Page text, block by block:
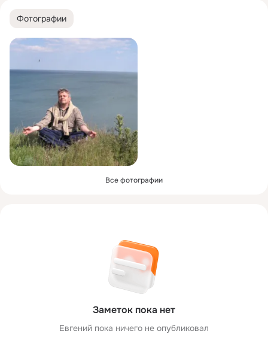
Фотографии
Все фотографии
Заметок пока нет
Евгений пока ничего не опубликовал